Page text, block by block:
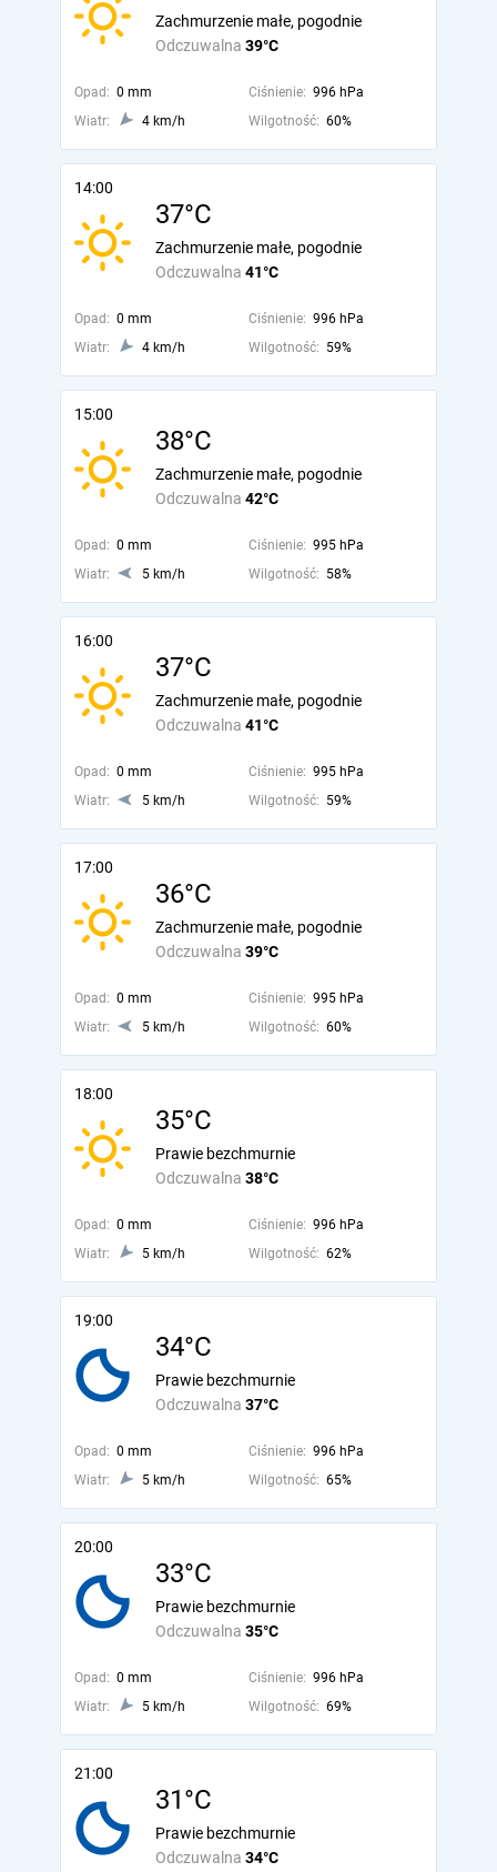
Odczuwalna 39°C
Zachmurzenie małe, pogodnie
Opad: 0 mm Ciśnienie: 996 hPa
Wiatr:
4 km/h Wilgotność: 60%
14:00
37°C
Odczuwalna 41°C
Zachmurzenie małe, pogodnie
Opad: 0 mm Ciśnienie: 996 hPa
Wiatr:
4 km/h Wilgotność: 59%
15:00
38°C
Odczuwalna 42°C
Zachmurzenie małe, pogodnie
Opad: 0 mm Ciśnienie: 995 hPa
Wiatr:
5 km/h Wilgotność: 58%
16:00
37°C
Odczuwalna 41°C
Zachmurzenie małe, pogodnie
Opad: 0 mm Ciśnienie: 995 hPa
Wiatr:
5 km/h Wilgotność: 59%
17:00
36°C
Odczuwalna 39°C
Zachmurzenie małe, pogodnie
Opad: 0 mm Ciśnienie: 995 hPa
Wiatr:
5 km/h Wilgotność: 60%
18:00
35°C
Odczuwalna 38°C
Prawie bezchmurnie
Opad: 0 mm Ciśnienie: 996 hPa
Wiatr:
5 km/h Wilgotność: 62%
19:00
34°C
Odczuwalna 37°C
Prawie bezchmurnie
Opad: 0 mm Ciśnienie: 996 hPa
Wiatr:
5 km/h Wilgotność: 65%
20:00
33°C
Odczuwalna 35°C
Prawie bezchmurnie
Opad: 0 mm Ciśnienie: 996 hPa
Wiatr:
5 km/h Wilgotność: 69%
21:00
31°C
Odczuwalna 34°C
Prawie bezchmurnie